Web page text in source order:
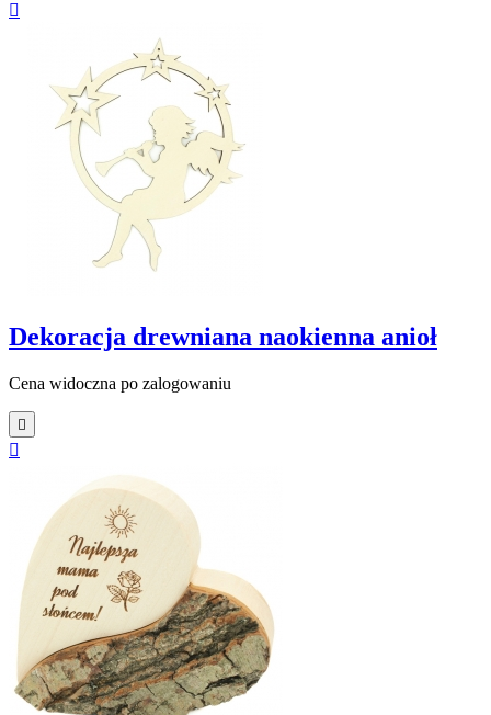

Dekoracja drewniana naokienna anioł
Cena widoczna po zalogowaniu

